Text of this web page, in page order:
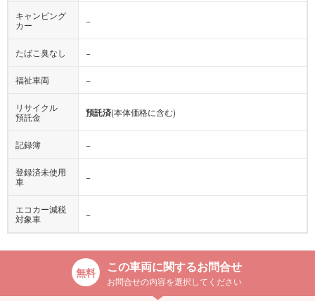
キャンピング
カー
−
たばこ臭なし −
福祉車両 −
リサイクル
預託金
預託済(本体価格に含む)
記録簿 −
登録済未使用
車
−
エコカー減税
対象車
−
この車両に関するお問合せ
お問合せの内容を選択してください